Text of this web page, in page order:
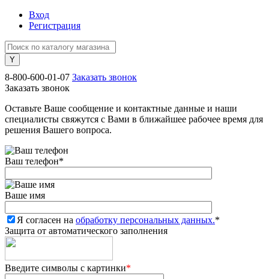
Вход
Регистрация
8-800-600-01-07 Заказать звонок
Заказать звонок
Оставьте Ваше сообщение и контактные данные и наши
специалисты свяжутся с Вами в ближайшее рабочее время для
решения Вашего вопроса.
Ваш телефон*
Ваше имя
Я согласен на обработку персональных данных.*
Защита от автоматического заполнения
Введите символы с картинки*